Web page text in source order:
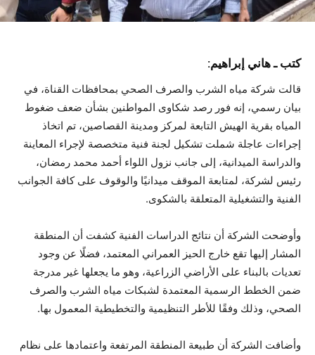
كتب ـ هاني إبراهيم:
قالت شركة مياه الشرب والصرف الصحي بمحافظات القناة، في
بيان رسمي، إنه فور رصد شكاوى المواطنين بشأن ضعف ضغوط
المياه بقرية الهيش التابعة لمركز ومدينة القصاصين، تم اتخاذ
إجراءات عاجلة شملت تشكيل لجنة فنية متخصصة لإجراء المعاينة
والدراسة الميدانية، إلى جانب نزول اللواء أحمد محمد رمضان،
رئيس لشركة، لمتابعة الموقف ميدانيًا والوقوف على كافة الجوانب
الفنية والتشغيلية المتعلقة بالشكوى.
وأوضحت الشركة أن نتائج الدراسات الفنية كشفت أن المنطقة
المشار إليها تقع خارج الحيز العمراني المعتمد، فضلًا عن وجود
تعديات بالبناء على الأراضي الزراعية، وهو ما يجعلها غير مدرجة
ضمن الخطط الرسمية المعتمدة لشبكات مياه الشرب والصرف
الصحي، وذلك وفقًا للأطر التنظيمية والتخطيطية المعمول بها.
وأضافت الشركة أن طبيعة المنطقة المرتفعة واعتمادها على نظام